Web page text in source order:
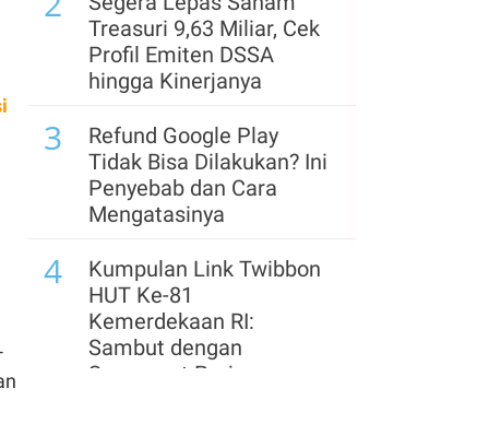
Treasuri 9,63 Miliar, Cek
Profil Emiten DSSA
hingga Kinerjanya
3
Refund Google Play
Tidak Bisa Dilakukan? Ini
Penyebab dan Cara
Mengatasinya
4
Kumpulan Link Twibbon
HUT Ke-81
Kemerdekaan RI:
Sambut dengan
Semangat Perjuangan